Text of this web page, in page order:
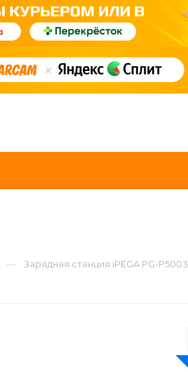
— Зарядная станция iPEGA PG-P5003